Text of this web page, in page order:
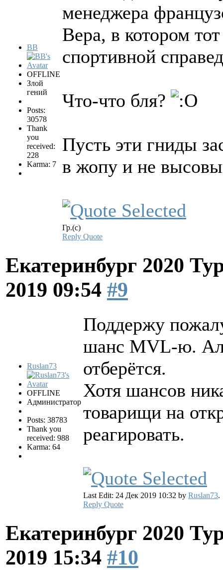
BB
OFFLINE
Злой
гений
Posts:
30578
Thank
you
received:
228
Karma: 7
менеджера
Вера, в котором
спортивной
Что-что бля?
Пусть эти гниды
в жопу и не
Гр.(с)
Reply Quote
Екатеринбург 2020
2019 09:54 #9
Ruslan73
OFFLINE
Администратор
Posts: 38783
Thank you
received: 988
Karma: 64
Поддержу
шанс MVL-ю.
отберётся.
Хотя шансов
товарищи на
реагировать.
Last Edit: 24 Дек 2019 10:32 by Ruslan73.
Reply Quote
Екатеринбург 2020
2019 15:34 #10